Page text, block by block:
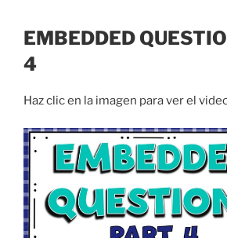
EMBEDDED
4
Haz clic en la imagen para ver el